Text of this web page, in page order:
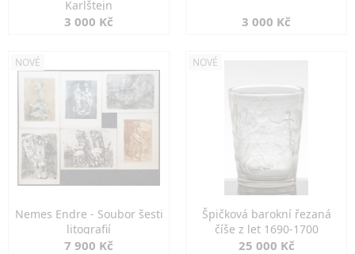
Karlštejn
3 000 Kč 3 000 Kč
NOVÉ
Nemes Endre - Soubor šesti
litografií
7 900 Kč
NOVÉ
Špičková barokní řezaná
číše z let 1690-1700
25 000 Kč